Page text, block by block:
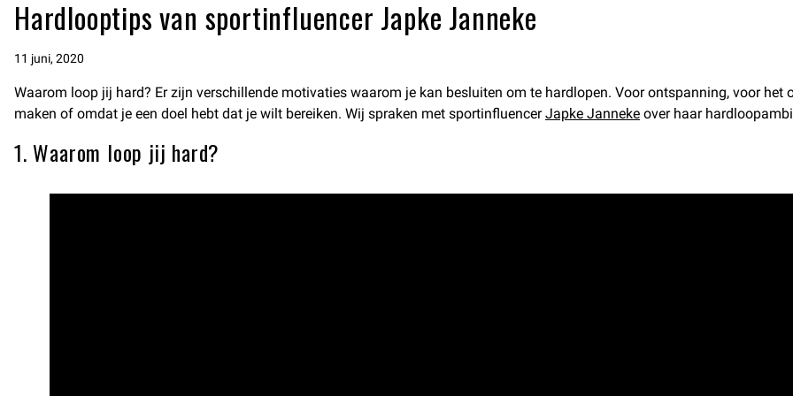
Hardlooptips van sportinfluencer Japke Janneke
11 juni, 2020
Waarom loop jij hard? Er zijn verschillende motivaties waarom je kan besluiten om te hardlopen. Voor ontspanning, voor het
maken of omdat je een doel hebt dat je wilt bereiken. Wij spraken met sportinfluencerJapke Janneke over haar
1. Waarom loop jij hard?